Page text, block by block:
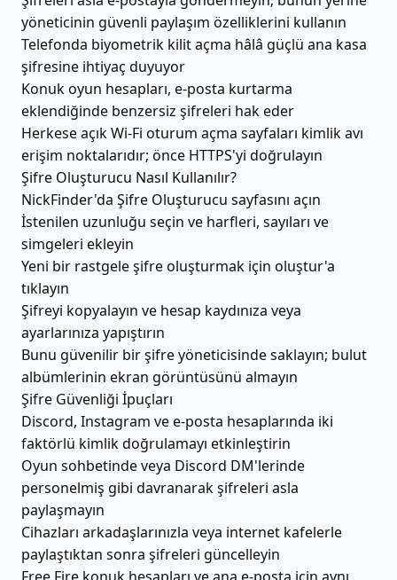
yöneticinin güvenli paylaşım özelliklerini kullanın
Telefonda biyometrik kilit açma hâlâ güçlü ana kasa
şifresine ihtiyaç duyuyor
Konuk oyun hesapları, e-posta kurtarma
eklendiğinde benzersiz şifreleri hak eder
Herkese açık Wi-Fi oturum açma sayfaları kimlik avı
erişim noktalarıdır; önce HTTPS'yi doğrulayın
Şifre Oluşturucu Nasıl Kullanılır?
NickFinder'da Şifre Oluşturucu sayfasını açın
İstenilen uzunluğu seçin ve harfleri, sayıları ve
simgeleri ekleyin
Yeni bir rastgele şifre oluşturmak için oluştur'a
tıklayın
Şifreyi kopyalayın ve hesap kaydınıza veya
ayarlarınıza yapıştırın
Bunu güvenilir bir şifre yöneticisinde saklayın; bulut
albümlerinin ekran görüntüsünü almayın
Şifre Güvenliği İpuçları
Discord, Instagram ve e-posta hesaplarında iki
faktörlü kimlik doğrulamayı etkinleştirin
Oyun sohbetinde veya Discord DM'lerinde
personelmiş gibi davranarak şifreleri asla
paylaşmayın
Cihazları arkadaşlarınızla veya internet kafelerle
paylaştıktan sonra şifreleri güncelleyin